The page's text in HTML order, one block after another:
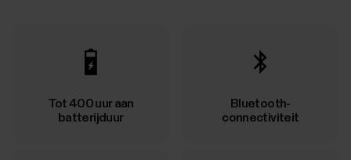
Tot 400 uur aan
batterijduur
Bluetooth-
connectiviteit